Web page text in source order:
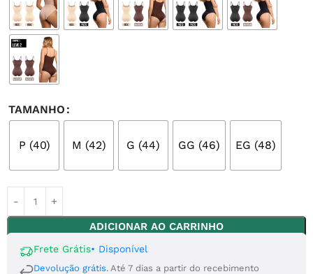
TAMANHO
P (40) M (42) G (44) GG (46) EG (48)
ADICIONAR AO CARRINHO
Frete Grátis• Disponível
Devolução grátis. Até 7 dias a partir do recebimento